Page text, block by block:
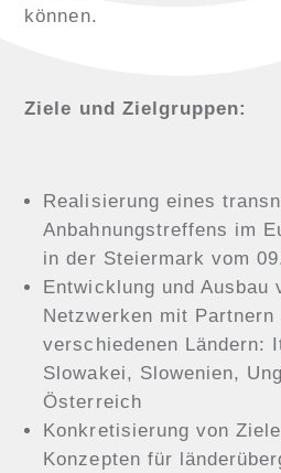
können.
Ziele und Zielgruppen:
Realisierung eines
Anbahnungstreffens im
in der Steiermark vom
Entwicklung und Ausbau
Netzwerken mit Partnern
verschiedenen Ländern:
Slowakei, Slowenien,
Österreich
Konkretisierung von
Konzepten für